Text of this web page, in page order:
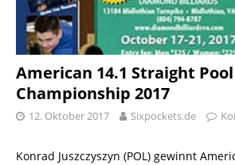
American 14.1 Straight Pool
Championship 2017
12. Oktober 2017 Sixpockets.de
Konrad Juszczyszyn (POL) gewinnt